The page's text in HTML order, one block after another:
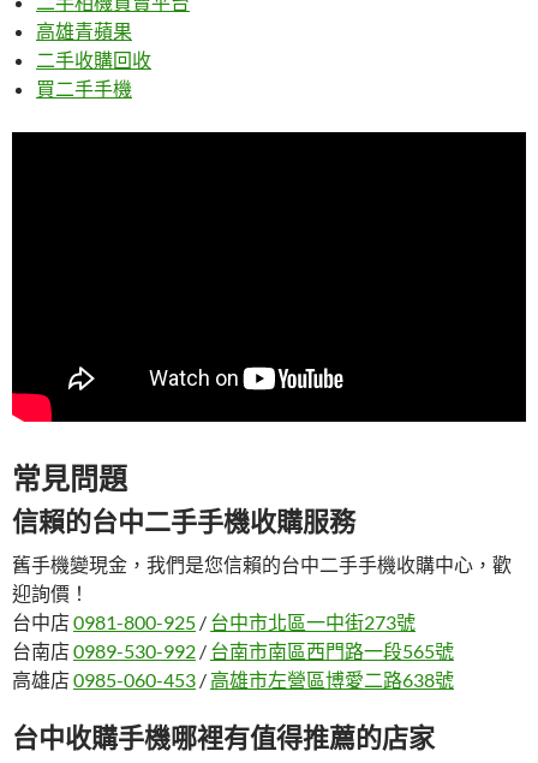
高雄青蘋果
二手收購回收
買二手手機
常見問題
信賴的台中二手手機收購服務
舊手機變現金，我們是您信賴的台中二手手機收購中心，歡
迎詢價！
台中店 0981-800-925 / 台中市北區一中街273號
台南店 0989-530-992 / 台南市南區西門路一段565號
高雄店 0985-060-453 / 高雄市左營區博愛二路638號
台中收購手機哪裡有值得推薦的店家